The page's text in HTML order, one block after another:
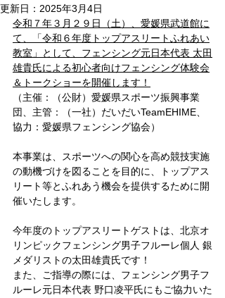
更新日： 2025年3月4日
令和７年３月２９日（土）、愛媛県武道館に
て、「令和６年度トップアスリートふれあい
教室」として、フェンシング元日本代表 太田
雄貴氏による初心者向けフェンシング体験会
＆トークショーを開催します！
（主催：（公財）愛媛県スポーツ振興事業
団、主管：（一社）だいだいTeamEHIME、
協力：愛媛県フェンシング協会）
本事業は、スポーツへの関心を高め競技実施
の動機づけを図ることを目的に、トップアス
リート等とふれあう機会を提供するために開
催いたします。
今年度のトップアスリートゲストは、北京オ
リンピックフェンシング男子フルーレ個人 銀
メダリストの太田雄貴氏です！
また、ご指導の際には、フェンシング男子フ
ルーレ元日本代表 野口凌平氏にもご協力いた